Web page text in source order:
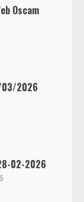
Oscam
03/2026
02-2026